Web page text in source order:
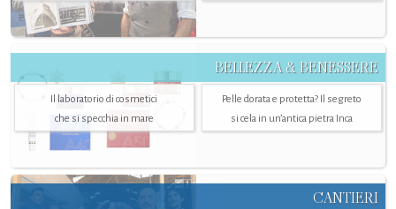
BELLEZZA & BENESSERE
Il laboratorio di cosmetici
che si specchia in mare
Pelle dorata e protetta? Il segreto
si cela in un’antica pietra Inca
CANTIERI